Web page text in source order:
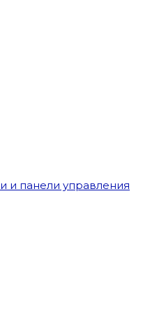
и панели управления